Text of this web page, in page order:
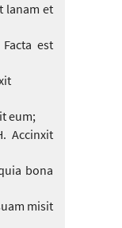
lanam et
Facta est
eum;
Accinxit
bona
misit